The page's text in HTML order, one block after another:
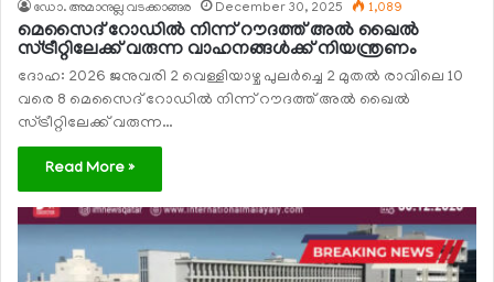
ഡോ. അമാനുല്ല വടക്കാങ്ങര December 30, 2025 1,089
മെസൈദ് റോഡില്‍ നിന്ന് റൗദത്ത് അല്‍ ഖൈല്‍
സ്ട്രീറ്റിലേക്ക് വരുന്ന വാഹനങ്ങള്‍ക്ക് നിയന്ത്രണം
ദോഹ: 2026 ജനുവരി 2 വെള്ളിയാഴ്ച പുലര്‍ച്ചെ 2 മുതല്‍ രാവിലെ 10
വരെ 8 മെസൈദ് റോഡില്‍ നിന്ന് റൗദത്ത് അല്‍ ഖൈല്‍
സ്ട്രീറ്റിലേക്ക് വരുന്ന…
Read More »